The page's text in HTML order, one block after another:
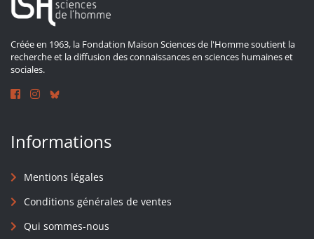
Créée en 1963, la Fondation Maison Sciences de l'Homme soutient la
recherche et la diffusion des connaissances en sciences humaines et
sociales.
Informations
Mentions légales
Conditions générales de ventes
Qui sommes-nous